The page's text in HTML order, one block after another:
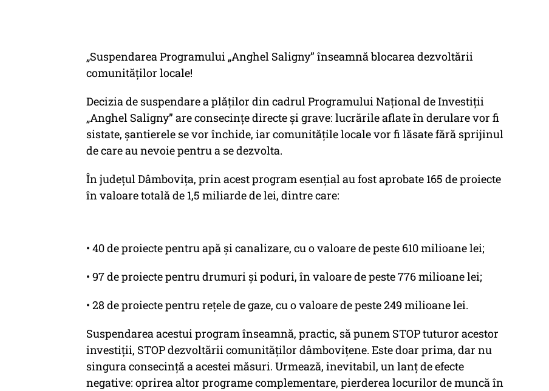
„Suspendarea Programului „Anghel Saligny” înseamnă blocarea dezvoltării
comunităților locale!
Decizia de suspendare a plăților din cadrul Programului Național de Investiții
„Anghel Saligny” are consecințe directe și grave: lucrările aflate în derulare vor fi
sistate, șantierele se vor închide, iar comunitățile locale vor fi lăsate fără sprijinul
de care au nevoie pentru a se dezvolta.
În județul Dâmbovița, prin acest program esențial au fost aprobate 165 de proiecte
în valoare totală de 1,5 miliarde de lei, dintre care:
• 40 de proiecte pentru apă și canalizare, cu o valoare de peste 610 milioane lei;
• 97 de proiecte pentru drumuri și poduri, în valoare de peste 776 milioane lei;
• 28 de proiecte pentru rețele de gaze, cu o valoare de peste 249 milioane lei.
Suspendarea acestui program înseamnă, practic, să punem STOP tuturor acestor
investiții, STOP dezvoltării comunităților dâmbovițene. Este doar prima, dar nu
singura consecință a acestei măsuri. Urmează, inevitabil, un lanț de efecte
negative: oprirea altor programe complementare, pierderea locurilor de muncă în